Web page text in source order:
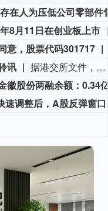
8月11日在创业板上市
意，股票代码301717
讯
据港交所文件，8月9日，北京君正集成电路股份有限公司更新聆讯后资料集，意味着该公司港交所IPO通过聆讯。
招商